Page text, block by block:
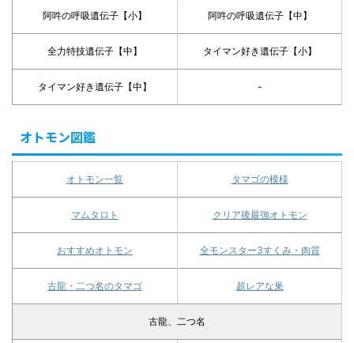
阿吽の呼吸遺伝子【小】 阿吽の呼吸遺伝子【中】
全力特技遺伝子【中】 タイマン好き遺伝子【小】
タイマン好き遺伝子【中】 -
オトモン図鑑
オトモン一覧 タマゴの模様
マムタロト クリア後最強オトモン
おすすめオトモン 全モンスター3すくみ・肉質
古龍・二つ名のタマゴ 超レアな巣
古龍、二つ名